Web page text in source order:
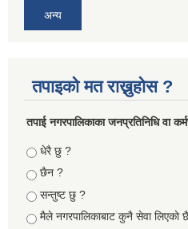
अन्य
तपाइको मत राख्नुहोस ?
तपा‌ई नगरपालिकाका जनप्रतिनिधि वा
Choices
धेरै छु ?
छैन ?
सन्तुष्ट छु ?
मैले नगरपालिकाबाट कुनै सेवा लिएकाे